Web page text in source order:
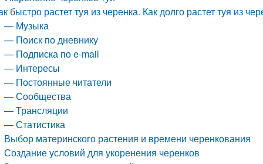
быстро растет туя из черенка. Как долго растет туя из
— Музыка
— Поиск по дневнику
— Подписка по e-mail
— Интересы
— Постоянные читатели
— Сообщества
— Трансляции
— Статистика
Выбор материнского растения и времени черенкования
Создание условий для укоренения черенков